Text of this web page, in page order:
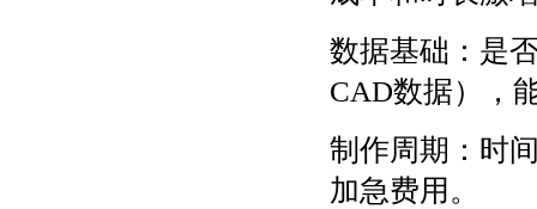
数据基础：是
CAD数据），
制作周期：时
加急费用。